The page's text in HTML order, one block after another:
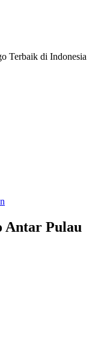
Terbaik di Indonesia
Antar Pulau